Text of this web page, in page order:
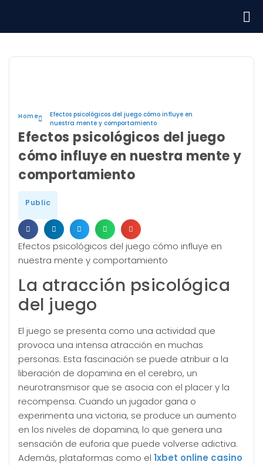
Home
Efectos psicológicos del juego cómo influye en
nuestra mente y comportamiento
Efectos psicológicos del juego
cómo influye en nuestra mente y
comportamiento
Public
Efectos psicológicos del juego cómo influye en
nuestra mente y comportamiento
La atracción psicológica
del juego
El juego se presenta como una actividad que
provoca una intensa atracción en muchas
personas. Esta fascinación se puede atribuir a la
liberación de dopamina en el cerebro, un
neurotransmisor que se asocia con el placer y la
recompensa. Cuando un jugador gana o
experimenta una victoria, se produce un aumento
en los niveles de dopamina, lo que genera una
sensación de euforia que puede volverse adictiva.
Además, plataformas como el 1xbet online casino